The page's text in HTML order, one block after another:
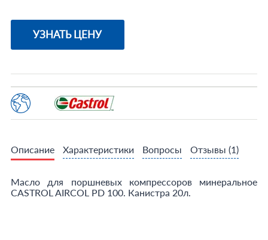
УЗНАТЬ ЦЕНУ
Описание Характеристики Вопросы Отзывы (1)
Масло для поршневых компрессоров минеральное
CASTROL AIRCOL PD 100. Канистра 20л.